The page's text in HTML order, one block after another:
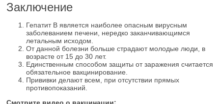
Заключение
Гепатит В является наиболее опасным вирусным
заболеванием печени, нередко заканчивающимся
летальным исходом.
От данной болезни больше страдают молодые люди, в
возрасте от 15 до 30 лет.
Единственным способом защиты от заражения считается
обязательное вакцинирование.
Прививки делают всем, при отсутствии прямых
противопоказаний.